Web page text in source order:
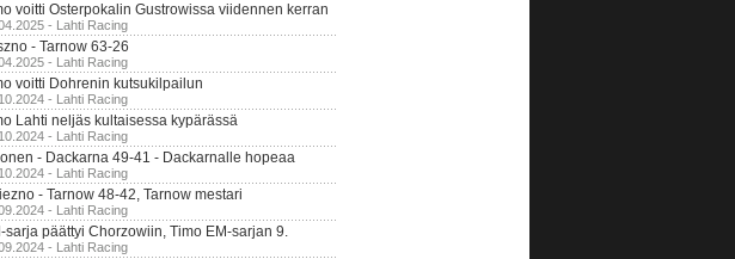
voitti Osterpokalin Gustrowissa viidennen kerran
- Lahti Racing
- Tarnow 63-26
- Lahti Racing
voitti Dohrenin kutsukilpailun
- Lahti Racing
Lahti neljäs kultaisessa kypärässä
- Lahti Racing
- Dackarna 49-41 - Dackarnalle hopeaa
- Lahti Racing
- Tarnow 48-42, Tarnow mestari
- Lahti Racing
sarja päättyi Chorzowiin, Timo EM-sarjan 9.
- Lahti Racing